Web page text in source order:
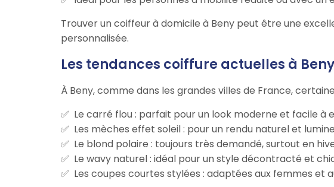
Trouver un coiffeur à domicile à Beny peut être une
personnalisée.
Les tendances coiffure actuelles à Beny
À Beny, comme dans les grandes villes de France,
Le carré flou : parfait pour un look moderne et facile à
Les mèches effet soleil : pour un rendu naturel et
Le blond polaire : toujours très demandé, surtout en
Le wavy naturel : idéal pour un style décontracté et
Les coupes courtes stylées : adaptées aux femmes et